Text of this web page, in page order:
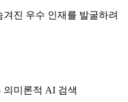
진 우수 인재를 발굴하려
의미론적 AI 검색